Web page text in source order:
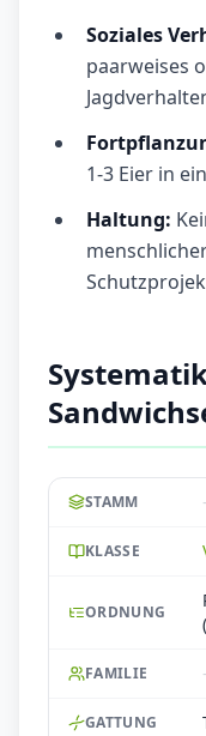
Soziales
paarweises
1-3 Eier in
Haltung:
STAMM
KLASSE
ORDNUNG
FAMILIE
GATTUNG